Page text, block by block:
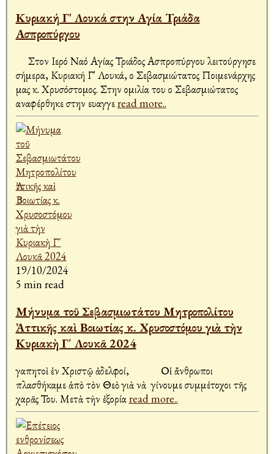
Κυριακή Γ' Λουκά στην Αγία Τριάδα
Ασπροπύργου
Στον Ιερό Ναό Αγίας Τριάδος Ασπροπύργου λειτούργησε
σήμερα, Κυριακή Γ' Λουκά, ο Σεβασμιώτατος Ποιμενάρχης
μας κ. Χρυσόστομος. Στην ομιλία του ο Σεβασμιώτατος
αναφέρθηκε στην ευαγγεread more..
19/10/2024
5 min read
Μήνυμα τοῦ Σεβασμιωτάτου Μητροπολίτου
Ἀττικῆς καὶ Βοιωτίας κ. Χρυσοστόμου γιὰ τὴν
Κυριακὴ Γ΄ Λουκᾶ 2024
Ἀγαπητοὶ ἐν Χριστῷ ἀδελφοί, Οἱ ἄνθρωποι
πλασθήκαμε ἀπὸ τὸν Θεὸ γιὰ νὰ γίνουμε συμμέτοχοι τῆς
χαρᾶς Του. Μετὰ τὴν ἐξορίαread more..